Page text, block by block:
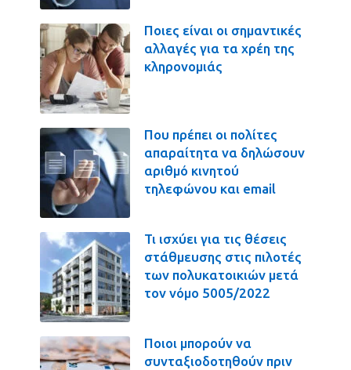
Ποιες είναι οι σημαντικές
αλλαγές για τα χρέη της
κληρονομιάς
Που πρέπει οι πολίτες
απαραίτητα να δηλώσουν
αριθμό κινητού
τηλεφώνου και email
Τι ισχύει για τις θέσεις
στάθμευσης στις πιλοτές
των πολυκατοικιών μετά
τον νόμο 5005/2022
Ποιοι μπορούν να
συνταξιοδοτηθούν πριν